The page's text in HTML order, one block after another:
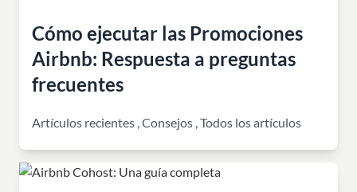
Cómo ejecutar las Promociones
Airbnb: Respuesta a preguntas
frecuentes
Artículos recientes ,Consejos ,Todos los artículos